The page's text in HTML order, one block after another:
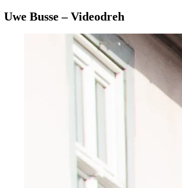
Uwe Busse – Videodreh